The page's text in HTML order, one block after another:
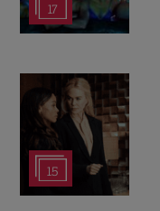
17
15